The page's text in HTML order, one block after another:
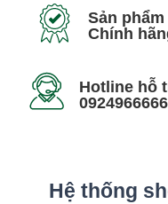
Sản phẩm
Chính
Hotline hỗ
0924966666
Hệ thống